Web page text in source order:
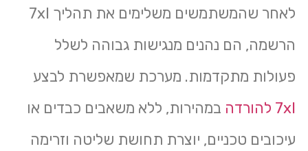
לאחר שהמשתמשים משלימים את תהליך 7xl
הרשמה, הם נהנים מנגישות גבוהה לשלל
פעולות מתקדמות. מערכת שמאפשרת לבצע
7xl להורדה
במהירות, ללא משאבים כבדים או
עיכובים טכניים, יוצרת תחושת שליטה וזרימה